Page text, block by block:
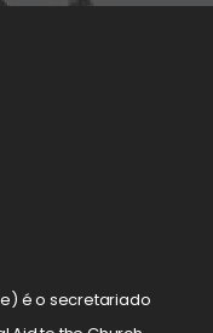
é o secretariado